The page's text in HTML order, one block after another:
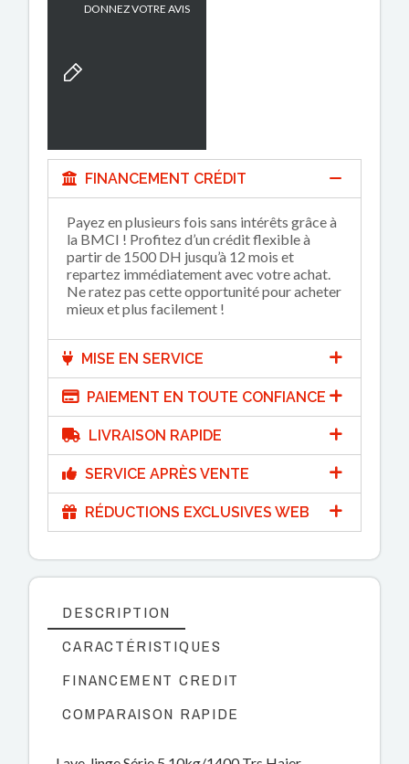
DONNEZ VOTRE AVIS
FINANCEMENT CRÉDIT
Payez en plusieurs fois sans intérêts grâce à
la BMCI ! Profitez d’un crédit flexible à
partir de 1500 DH jusqu’à 12 mois et
repartez immédiatement avec votre achat.
Ne ratez pas cette opportunité pour acheter
mieux et plus facilement !
MISE EN SERVICE
PAIEMENT EN TOUTE CONFIANCE
LIVRAISON RAPIDE
SERVICE APRÈS VENTE
RÉDUCTIONS EXCLUSIVES WEB
DESCRIPTION
CARACTÉRISTIQUES
FINANCEMENT CREDIT
COMPARAISON RAPIDE